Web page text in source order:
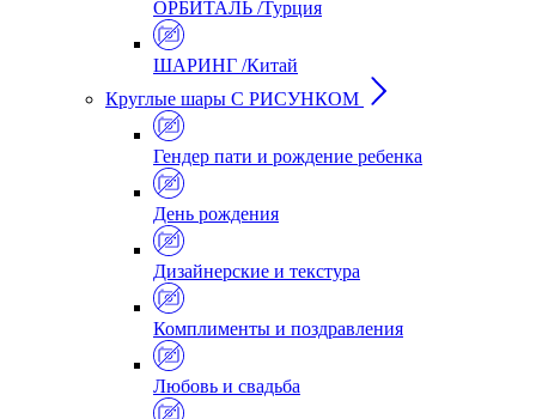
ОРБИТАЛЬ /Турция
ШАРИНГ /Китай
Круглые шары С РИСУНКОМ
Гендер пати и рождение ребенка
День рождения
Дизайнерские и текстура
Комплименты и поздравления
Любовь и свадьба